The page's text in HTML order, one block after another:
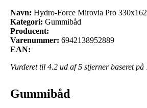
Navn: Hydro-Force Mirovia Pro
Kategori: Gummibåd
Producent:
Varenummer: 6942138952889
EAN:
Vurderet til 4.2 ud af 5 stjerner baseret på
Gummibåd